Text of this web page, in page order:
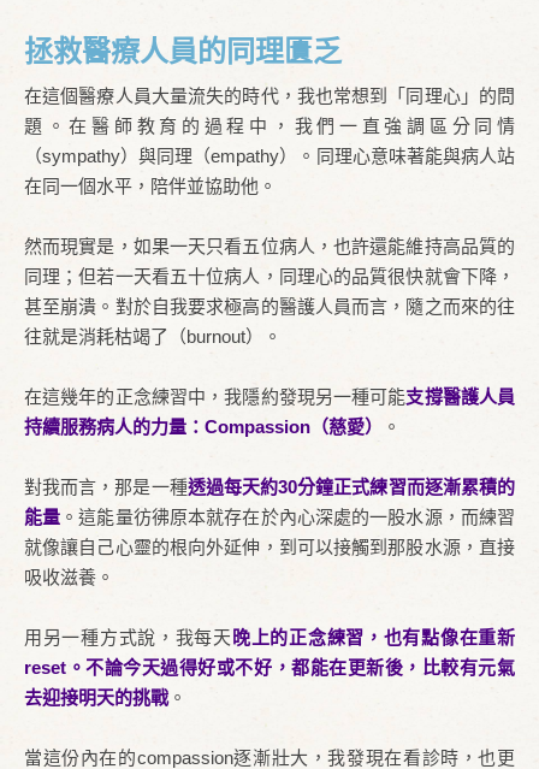
拯救醫療人員的同理匱乏
在這個醫療人員大量流失的時代，我也常想到「同理心」的問
題。在醫師教育的過程中，我們一直強調區分同情
（sympathy）與同理（empathy）。同理心意味著能與病人站
在同一個水平，陪伴並協助他。
然而現實是，如果一天只看五位病人，也許還能維持高品質的
同理；但若一天看五十位病人，同理心的品質很快就會下降，
甚至崩潰。對於自我要求極高的醫護人員而言，隨之而來的往
往就是消耗枯竭了（burnout）。
在這幾年的正念練習中，我隱約發現另一種可能支撐醫護人員
持續服務病人的力量：Compassion（慈愛）
。
對我而言，那是一種透過每天約30分鐘正式練習而逐漸累積的
能量 。這能量彷彿原本就存在於內心深處的一股水源，而練習
就像讓自己心靈的根向外延伸，到可以接觸到那股水源，直接
吸收滋養。
用另一種方式說，我每天 晚上的正念練習，也有點像在重新
reset。不論今天過得好或不好，都能在更新後，比較有元氣
去迎接明天的挑戰。
當這份內在的compassion逐漸壯大，我發現在看診時，也更